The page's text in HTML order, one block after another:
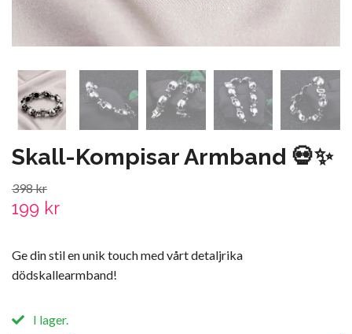
Skall-Kompisar Armband 💀✨
398 kr
199 kr
Ge din stil en unik touch med vårt detaljrika
dödskallearmband!
I lager.